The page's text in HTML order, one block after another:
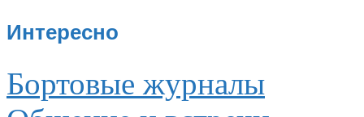
Интересно
Бортовые журналы